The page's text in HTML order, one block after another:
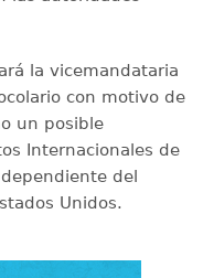
la vicemandataria
con motivo de
un posible
Internacionales de
del
Unidos.